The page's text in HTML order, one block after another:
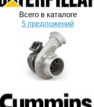
Всего в каталоге
5 предложений